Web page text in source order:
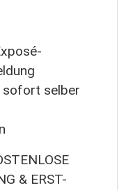
sofort selber
& ERST-